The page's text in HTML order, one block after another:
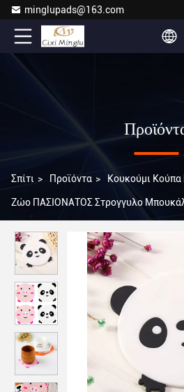
minglupads@163.com
Σπίτι > Προϊόντα > Κουκούμι Κούπα
Ζώο ΠΑΣΙΟΝΑΤΟΣ Στρογγυλο